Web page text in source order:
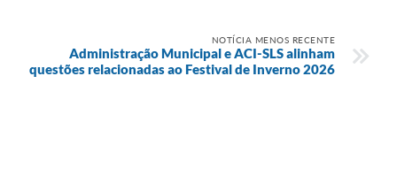
NOTÍCIA MENOS RECENTE
Administração Municipal e ACI-SLS alinham
questões relacionadas ao Festival de Inverno 2026